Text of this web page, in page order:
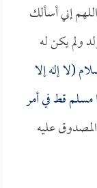
إني أسألك
ولم يكن له
(لا إله إلا
مسلم قط في أمر
عليه